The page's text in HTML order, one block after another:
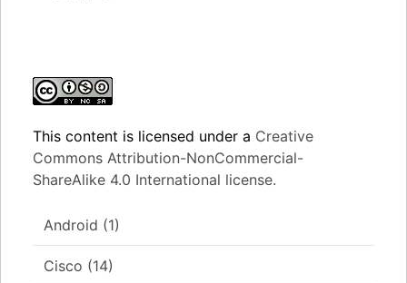
This content is licensed under a Creative
Commons Attribution-NonCommercial-
ShareAlike 4.0 International license.
Android (1)
Cisco (14)